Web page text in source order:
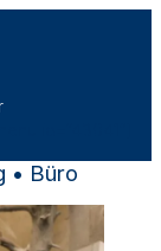
• Büro